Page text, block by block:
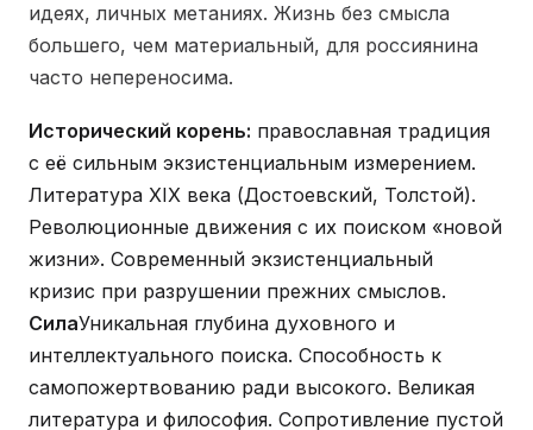
идеях, личных метаниях. Жизнь без смысла
большего, чем материальный, для россиянина
часто непереносима.
Исторический корень: православная традиция
с её сильным экзистенциальным измерением.
Литература XIX века (Достоевский, Толстой).
Революционные движения с их поиском «новой
жизни». Современный экзистенциальный
кризис при разрушении прежних смыслов.
СилаУникальная глубина духовного и
интеллектуального поиска. Способность к
самопожертвованию ради высокого. Великая
литература и философия. Сопротивление пустой